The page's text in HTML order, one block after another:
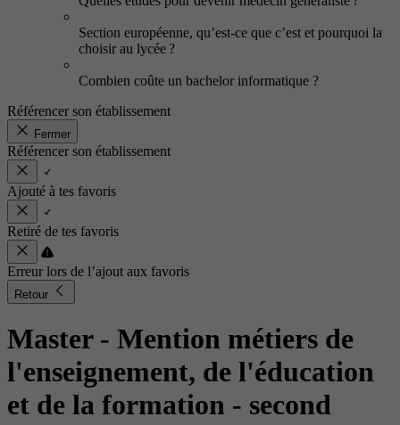
Section européenne, qu’est-ce que c’est et pourquoi la
choisir au lycée ?
Combien coûte un bachelor informatique ?
Référencer son établissement
Fermer
Référencer son établissement
Ajouté à tes favoris
Retiré de tes favoris
Erreur lors de l’ajout aux favoris
Retour
Master - Mention métiers de
l'enseignement, de l'éducation
et de la formation - second